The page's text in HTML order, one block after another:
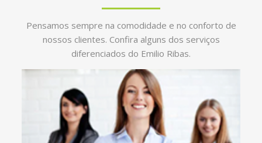
Pensamos sempre na comodidade e no conforto de
nossos clientes. Confira alguns dos serviços
diferenciados do Emilio Ribas.